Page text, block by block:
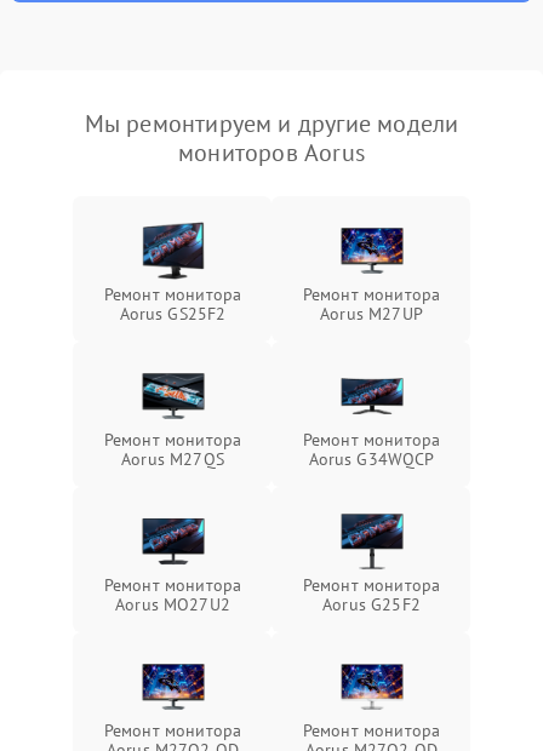
Мы ремонтируем и другие модели
мониторов Aorus
Ремонт монитора
Aorus GS25F2
Ремонт монитора
Aorus M27UP
Ремонт монитора
Aorus M27QS
Ремонт монитора
Aorus G34WQCP
Ремонт монитора
Aorus MO27U2
Ремонт монитора
Aorus G25F2
Ремонт монитора
Ремонт монитора